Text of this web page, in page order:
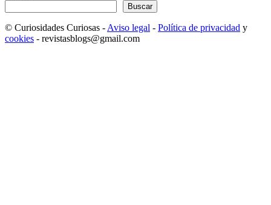
Buscar
© Curiosidades Curiosas - Aviso legal - Política de privacidad y
cookies - revistasblogs@gmail.com